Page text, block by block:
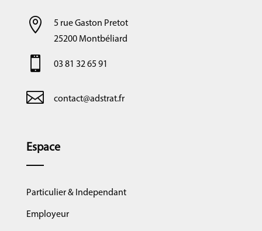

5 rue Gaston Pretot
25200 Montbéliard
 03 81 32 65 91
 contact@adstrat.fr
Espace
Particulier & Independant
Employeur